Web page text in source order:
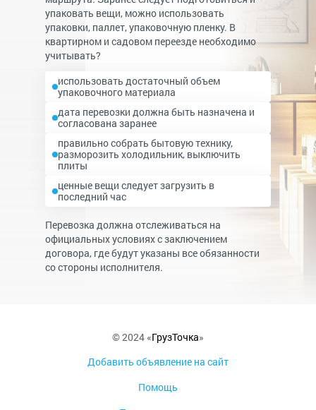
упаковать вещи, можно использовать
упаковки, паллет, упаковочную пленку. В
квартирном и садовом переезде необходимо
учитывать?
использовать достаточный объем
упаковочного материала
дата перевозки должна быть назначена и
согласована заранее
правильно собрать бытовую технику,
разморозить холодильник, выключить
плиты
ценные вещи следует загрузить в
последний час
Перевозка должна отслеживаться на
официальных условиях с заключением
договора, где будут указаны все обязанности
со стороны исполнителя.
© 2024 «ГрузТочка»
Добавить объявление на сайт
Помощь